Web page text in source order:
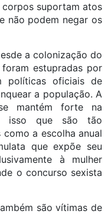
corpos suportam atos
não podem negar os
a colonização do
foram estupradas por
políticas oficiais de
a população. A
mantém forte na
isso que são tão
a escolha anual
que expõe seu
à mulher
o concurso sexista
são vítimas de